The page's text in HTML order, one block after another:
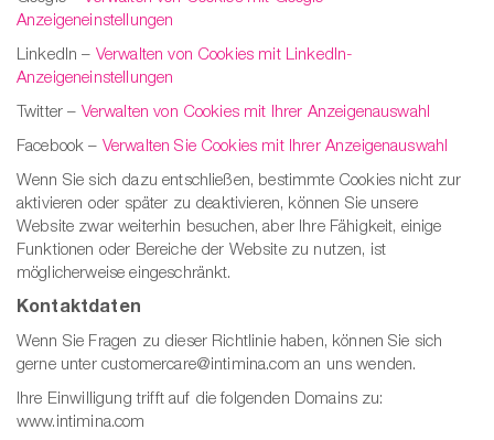
Anzeigeneinstellungen
LinkedIn – Verwalten von Cookies mit LinkedIn-
Anzeigeneinstellungen
Twitter – Verwalten von Cookies mit Ihrer Anzeigenauswahl
Facebook – Verwalten Sie Cookies mit Ihrer Anzeigenauswahl
Wenn Sie sich dazu entschließen, bestimmte Cookies nicht zur
aktivieren oder später zu deaktivieren, können Sie unsere
Website zwar weiterhin besuchen, aber Ihre Fähigkeit, einige
Funktionen oder Bereiche der Website zu nutzen, ist
möglicherweise eingeschränkt.
Kontaktdaten
Wenn Sie Fragen zu dieser Richtlinie haben, können Sie sich
gerne unter customercare@intimina.com an uns wenden.
Ihre Einwilligung trifft auf die folgenden Domains zu:
www.intimina.com